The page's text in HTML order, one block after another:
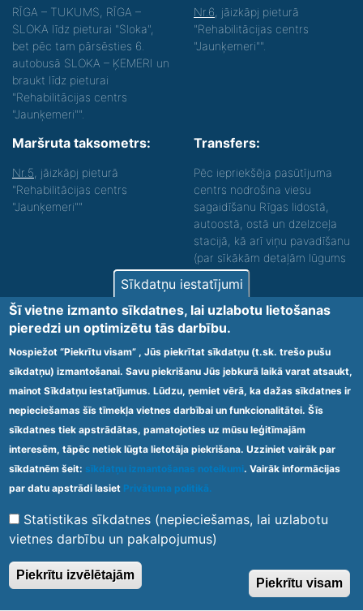
RĪGA – TUKUMS, RĪGA –
SLOKA līdz pieturai "Sloka",
bet pēc tam pārsēsties 6.
autobusā SLOKA – ĶEMERI un
braukt līdz pieturai
"Rehabilitācijas centrs
"Jaunķemeri"".
Nr.6 , jāizkāpj pieturā
"Rehabilitācijas centrs
"Jaunķemeri"".
Maršruta taksometrs:
Nr.5 , jāizkāpj pieturā
"Rehabilitācijas centrs
"Jaunķemeri""
Transfers:
Pēc iepriekšēja pasūtījuma
centrs nodrošina viesu
sagaidīšanu Rīgas lidostā,
autoostā, ostā un dzelzceļa
stacijā, kā arī viņu pavadīšanu
(par sīkākām detaļām lūgums
zvanīt).
Nodrošinām vides piekļūstamību personām ar
funkcionāliem traucējumiem! SIA „Sanare-KRC
Jaunķemeri”, Kolkas ielā 20, Jūrmalā ir nodrošināta vides
piekļūstamība personām ar funkcionāliem traucējumiem,
tādejādi nodrošinot atbilstību Ministru kabineta
2009.gada 20.janvāra noteikumos Nr.60 „Noteikumi par
obligātajām prasībām ārstniecības iestādēm un to
struktūrvienībām” minētajām prasībām.
Ārstniecības iestādes kods 1300 – 64003
Footer
menu
Vietnes karte Noteikumi un privātuma politika
© 2020 Kūrorta Rehabilitācijas Centrs - Jaunķemeri. Visas tiesības
aizsargātas.
Sīkdatņu iestatījumi
Šī vietne izmanto sīkdatnes, lai uzlabotu lietošanas
pieredzi un optimizētu tās darbību.
Nospiežot “Piekrītu visam” , Jūs piekrītat sīkdatņu (t.sk. trešo pušu
sīkdatņu) izmantošanai. Savu piekrišanu Jūs jebkurā laikā varat atsaukt,
mainot Sīkdatņu iestatījumus. Lūdzu, ņemiet vērā, ka dažas sīkdatnes ir
nepieciešamas šīs tīmekļa vietnes darbībai un funkcionalitātei. Šīs
sīkdatnes tiek apstrādātas, pamatojoties uz mūsu leģitīmajām
interesēm, tāpēc netiek lūgta lietotāja piekrišana. Uzziniet vairāk par
sīkdatnēm šeit: sīkdatņu izmantošanas noteikumi. Vairāk informācijas
par datu apstrādi lasiet Privātuma politikā.
Statistikas sīkdatnes (nepieciešamas, lai uzlabotu
vietnes darbību un pakalpojumus)
Piekrītu izvēlētajām
Piekrītu visam